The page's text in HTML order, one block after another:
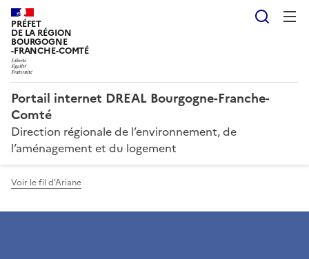
PRÉFET
DE LA RÉGION
BOURGOGNE
-FRANCHE-COMTÉ
Portail internet DREAL Bourgogne-Franche-
Comté
Direction régionale de l’environnement, de
l’aménagement et du logement
Voir le fil d'Ariane